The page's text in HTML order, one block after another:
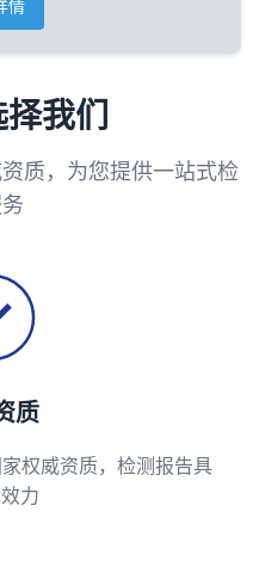
情
我们
质，为您提供一站式检
质
权威资质，检测报告具
力